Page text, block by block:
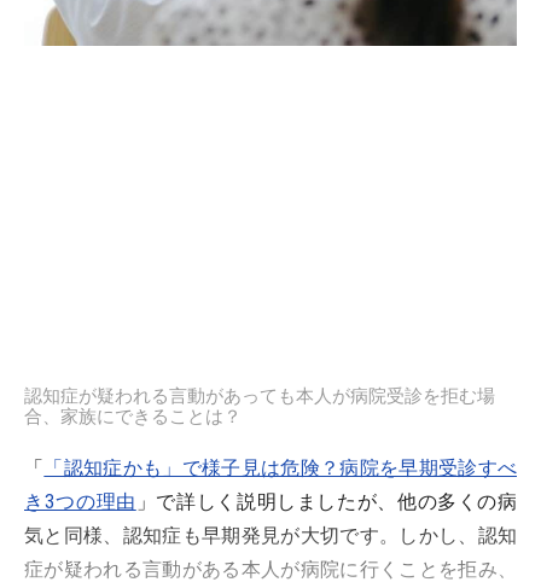
認知症が疑われる言動があっても本人が病院受診を拒む場
合、家族にできることは？
「 「認知症かも」で様子見は危険？病院を早期受診すべ
き3つの理由 」で詳しく説明しましたが、他の多くの病
気と同様、認知症も早期発見が大切です。しかし、認知
症が疑われる言動がある本人が病院に行くことを拒み、